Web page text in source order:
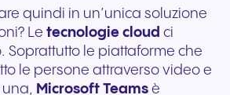
quindi in un’unica soluzione
Le tecnologie cloud ci
Soprattutto le piattaforme che
le persone attraverso video e
una, Microsoft Teams è